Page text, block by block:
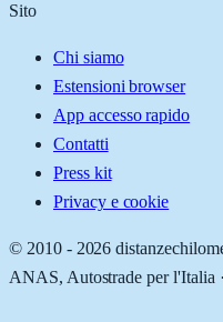
Sito
Chi siamo
Estensioni browser
App accesso rapido
Contatti
Press kit
Privacy e cookie
© 2010 - 2026
ANAS, Autostrade per l'Italia